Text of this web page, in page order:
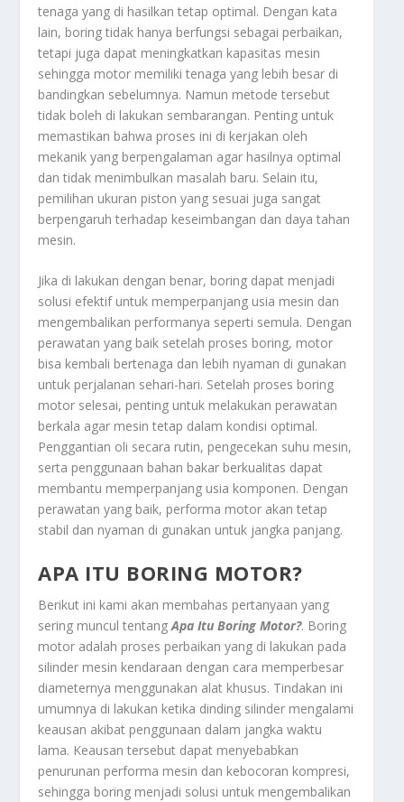
tenaga yang di hasilkan tetap optimal. Dengan kata
lain, boring tidak hanya berfungsi sebagai perbaikan,
tetapi juga dapat meningkatkan kapasitas mesin
sehingga motor memiliki tenaga yang lebih besar di
bandingkan sebelumnya. Namun metode tersebut
tidak boleh di lakukan sembarangan. Penting untuk
memastikan bahwa proses ini di kerjakan oleh
mekanik yang berpengalaman agar hasilnya optimal
dan tidak menimbulkan masalah baru. Selain itu,
pemilihan ukuran piston yang sesuai juga sangat
berpengaruh terhadap keseimbangan dan daya tahan
mesin.
Jika di lakukan dengan benar, boring dapat menjadi
solusi efektif untuk memperpanjang usia mesin dan
mengembalikan performanya seperti semula. Dengan
perawatan yang baik setelah proses boring, motor
bisa kembali bertenaga dan lebih nyaman di gunakan
untuk perjalanan sehari-hari. Setelah proses boring
motor selesai, penting untuk melakukan perawatan
berkala agar mesin tetap dalam kondisi optimal.
Penggantian oli secara rutin, pengecekan suhu mesin,
serta penggunaan bahan bakar berkualitas dapat
membantu memperpanjang usia komponen. Dengan
perawatan yang baik, performa motor akan tetap
stabil dan nyaman di gunakan untuk jangka panjang.
APA ITU BORING MOTOR?
Berikut ini kami akan membahas pertanyaan yang
sering muncul tentangApa Itu Boring Motor?. Boring
motor adalah proses perbaikan yang di lakukan pada
silinder mesin kendaraan dengan cara memperbesar
diameternya menggunakan alat khusus. Tindakan ini
umumnya di lakukan ketika dinding silinder mengalami
keausan akibat penggunaan dalam jangka waktu
lama. Keausan tersebut dapat menyebabkan
penurunan performa mesin dan kebocoran kompresi,
sehingga boring menjadi solusi untuk mengembalikan